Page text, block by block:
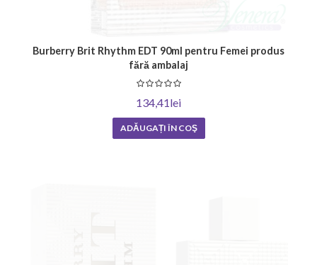
Burberry Brit Rhythm EDT 90ml pentru Femei produs
fără ambalaj
134,41lei
ADĂUGAȚI ÎN COŞ